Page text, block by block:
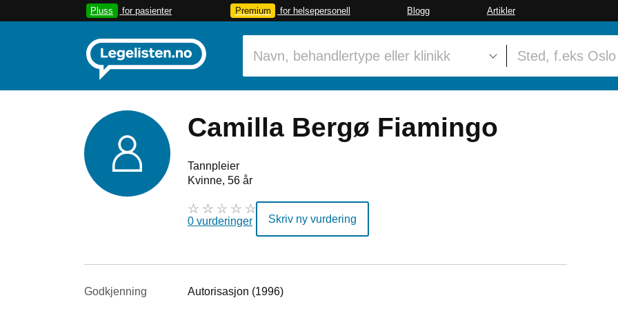
Pluss for pasienter Premium for helsepersonell Blogg Artikler
Camilla Bergø Fiamingo
Tannpleier
Kvinne, 56 år
0 vurderinger Skriv ny vurdering
Godkjenning Autorisasjon (1996)